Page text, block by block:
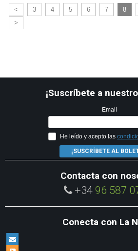
< 3 4 5 6 7 8
>
¡Suscríbete a
Email
He leído y acepto las
¡SUSCRÍBETE AL
Contacta con
+34 96 587
Conecta con La